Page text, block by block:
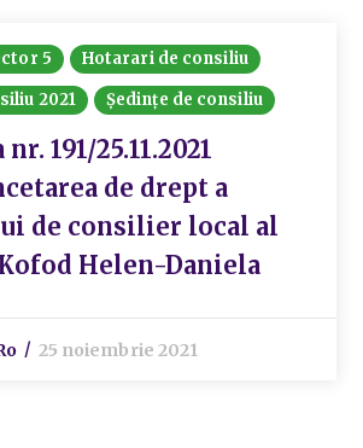
5
Hotarari de consiliu
2021
Ședințe de consiliu
191/25.11.2021
de drept a
de consilier local al
Helen-Daniela
25 noiembrie 2021